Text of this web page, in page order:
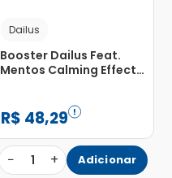
Dailus
Booster Dailus Feat.
Mentos Calming Effect
R$ 48,29
− 1 + Adicionar